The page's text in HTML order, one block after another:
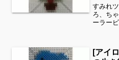
すみれ
ろ、ち
ーラー
ます！
もぜひ
[アイ